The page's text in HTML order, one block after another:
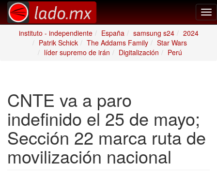
instituto - independiente
España samsung s24
2024
Patrik Schick
The Addams Family
Star Wars
líder supremo de irán
Digitalización Perú
CNTE va a paro
indefinido el 25 de mayo;
Sección 22 marca ruta de
movilización nacional